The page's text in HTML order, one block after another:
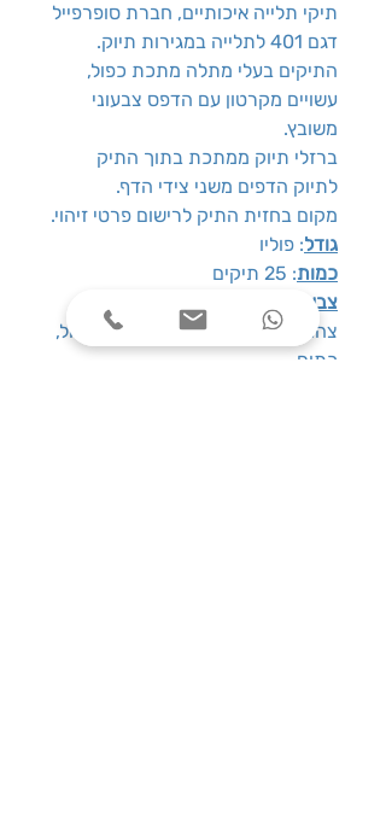
תיקי תלייה איכותיים, חברת סופרפייל
דגם 401 לתלייה במגירות תיוק.
התיקים בעלי מתלה מתכת כפול,
עשויים מקרטון עם הדפס צבעוני
משובץ.
ברזלי תיוק ממתכת בתוך התיק
לתיוק הדפים משני צידי הדף.
מקום בחזית התיק לרישום פרטי זיהוי.
גודל: פוליו
כמות: 25 תיקים
צבעים לבחירה
צהוב, שחור, אפור, ורוד, טורקיז, סגול,
כתום